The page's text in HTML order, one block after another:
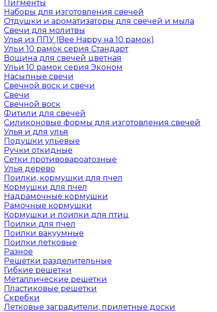
Пигменты
Наборы для изготовления свечей
Отдушки и ароматизаторы для свечей и мыла
Свечи для молитвы
Улья из ППУ (Bee Happy на 10 рамок)
Ульи 10 рамок серия Стандарт
Вощина для свечей цветная
Ульи 10 рамок серия Эконом
Насыпные свечи
Свечной воск и свечи
Свечи
Свечной воск
Фитили для свечей
Силиконовые формы для изготовления свечей
Улья и для улья
Подушки ульевые
Ручки откидные
Сетки противовароатозные
Улья дерево
Поилки, кормушки для пчел
Кормушки для пчел
Надрамочные кормушки
Рамочные кормушки
Кормушки и поилки для птиц
Поилки для пчел
Поилки вакуумные
Поилки летковые
Разное
Решетки разделительные
Гибкие решетки
Металлические решетки
Пластиковые решетки
Скребки
Летковые заградители, прилетные доски